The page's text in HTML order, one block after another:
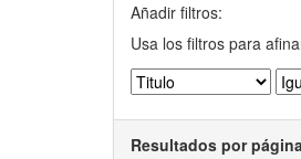
Añadir filtros:
Usa los filtros para
Resultados por